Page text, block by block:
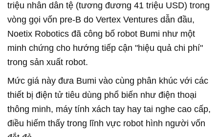
triệu nhân dân tệ (tương đương 41 triệu USD) trong
vòng gọi vốn pre-B do Vertex Ventures dẫn đầu,
Noetix Robotics đã công bố robot Bumi như một
minh chứng cho hướng tiếp cận "hiệu quả chi phí"
trong sản xuất robot.
Mức giá này đưa Bumi vào cùng phân khúc với các
thiết bị điện tử tiêu dùng phổ biến như điện thoại
thông minh, máy tính xách tay hay tai nghe cao cấp,
điều hiếm thấy trong lĩnh vực robot hình người vốn